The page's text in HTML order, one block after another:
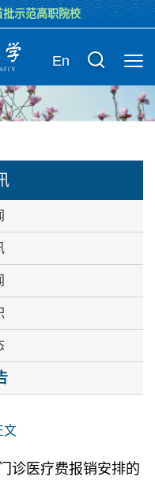
批示范高职院校
En
文
诊医疗费报销安排的